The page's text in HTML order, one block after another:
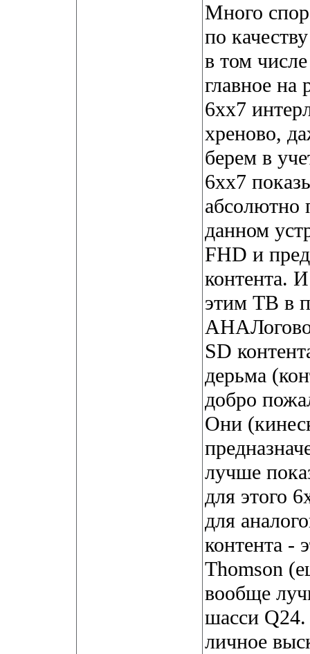
Много
по
в том
главное на
6хх7
хреново,
берем в
6хх7
абсолютно
данном
FHD и
контента.
этим ТВ в
SD
дерьма
добро
Они
лучше
для этого
для
контента -
Thomson
вообще
шасси
личное